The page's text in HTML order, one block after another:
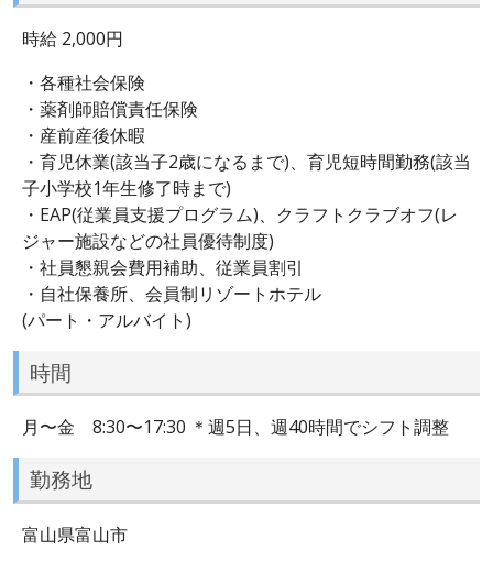
時給 2,000円
・各種社会保険
・薬剤師賠償責任保険
・産前産後休暇
・育児休業(該当子2歳になるまで)、育児短時間勤務(該当
子小学校1年生修了時まで)
・EAP(従業員支援プログラム)、クラフトクラブオフ(レ
ジャー施設などの社員優待制度)
・社員懇親会費用補助、従業員割引
・自社保養所、会員制リゾートホテル
(パート・アルバイト)
時間
月〜金 8:30〜17:30 ＊週5日、週40時間でシフト調整
勤務地
富山県富山市